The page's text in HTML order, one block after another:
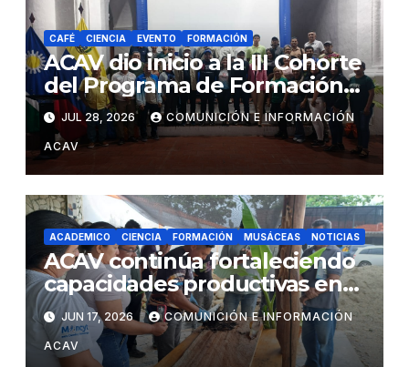
CAFÉ CIENCIA EVENTO FORMACIÓN
ACAV dio inicio a la III Cohorte
del Programa de Formación
en Producción y Manejo de
Sistemas Sustentables de
Café
JUL 28, 2026 COMUNICIÓN E INFORMACIÓN
ACAV
ACADEMICO CIENCIA FORMACIÓN MUSÁCEAS NOTICIAS
ACAV continúa fortaleciendo
capacidades productivas en
los territorios mediante
formación en propagación y
sanidad vegetal de musáceas
JUN 17, 2026 COMUNICIÓN E INFORMACIÓN
ACAV